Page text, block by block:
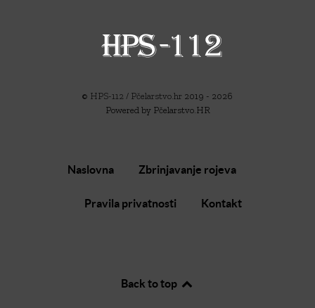
© HPS-112 / Pčelarstvo.hr 2019 - 2026
Powered by Pčelarstvo.HR
Naslovna Zbrinjavanje rojeva
Pravila privatnosti Kontakt
Back to top